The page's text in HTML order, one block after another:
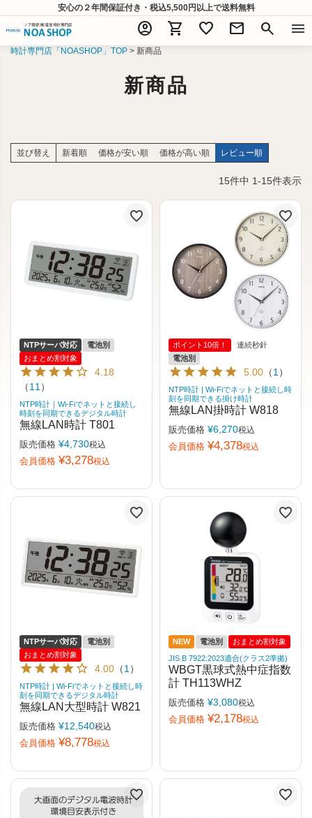
安心の２年間保証付き・税込5,500円以上で送料無料
account_circle shopping_cart favorite mail search menu
時計専門店「NOASHOP」TOP 新商品
新商品
並び替え 新着順 価格が安い順 価格が高い順 レビュー順
15件中 1-15件表示
NTPサーバ対応
電池別
おまとめ割対象
4.18
（11 ）
NTP時計｜Wi-Fiでネットと接続し
時刻を同期できるデジタル時計
無線LAN時計 T801
販売価格 ¥4,730税込
会員価格 ¥3,278税込
ポイント10倍！
連続秒針
電池別
5.00 （1 ）
NTP時計 | Wi-Fiでネットと接続し時
刻を同期できる掛け時計
無線LAN掛時計 W818
販売価格 ¥6,270税込
会員価格 ¥4,378税込
NTPサーバ対応
電池別
おまとめ割対象
4.00 （1 ）
NTP時計 | Wi-Fiでネットと接続し時
刻を同期できるデジタル時計
無線LAN大型時計 W821
販売価格 ¥12,540税込
会員価格 ¥8,778税込
NEW 電池別
おまとめ割対象
JIS B 7922:2023適合(クラス2準拠)
WBGT黒球式熱中症指数
計 TH113WHZ
販売価格 ¥3,080税込
会員価格 ¥2,178税込